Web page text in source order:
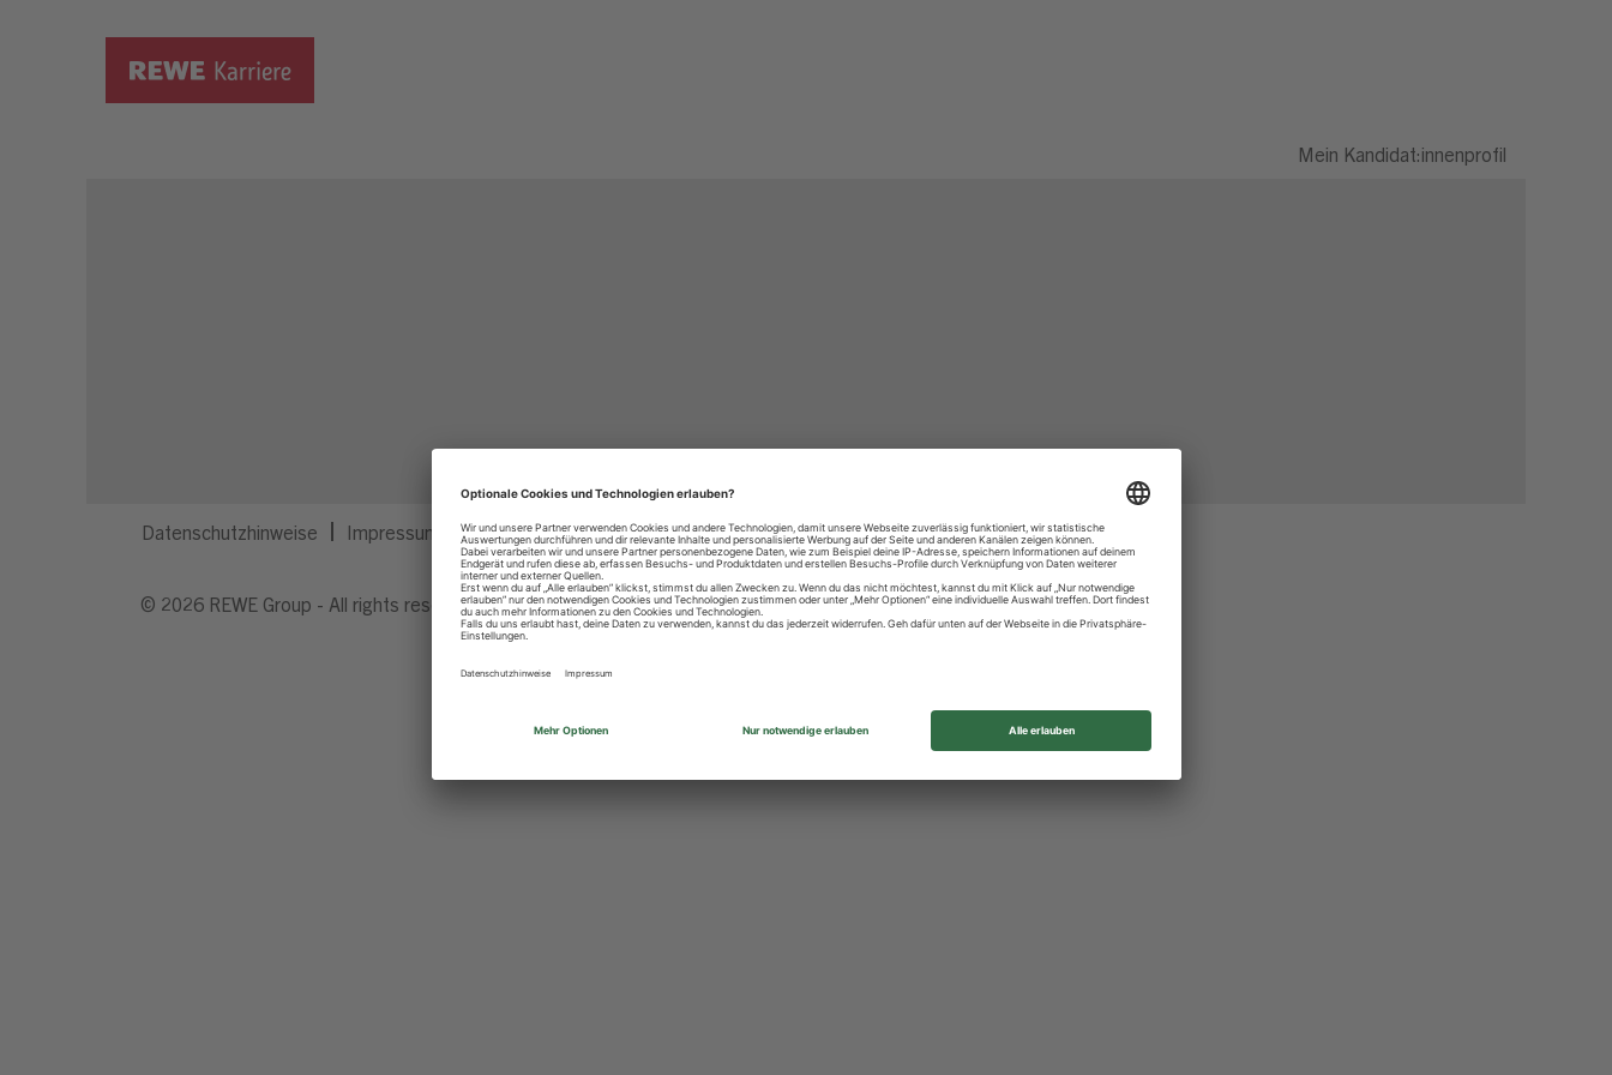
Mein Kandidat:innenprofil
Datenschutzhinweise Impressum Privatsphäre-Einstellungen
© 2026 REWE Group - All rights reserved